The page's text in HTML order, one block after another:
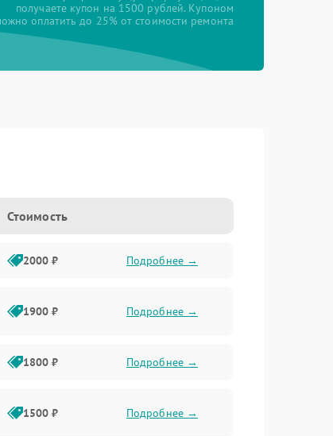
получаете купон на 1500 рублей. Купоном
оплатить до 25% от стоимости ремонта
Стоимость
2000 ₽ Подробнее →
1900 ₽ Подробнее →
1800 ₽ Подробнее →
1500 ₽ Подробнее →